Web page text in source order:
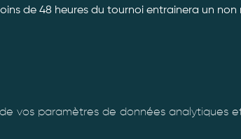
de 48 heures du tournoi entrainera un
vos paramètres de données analytiques